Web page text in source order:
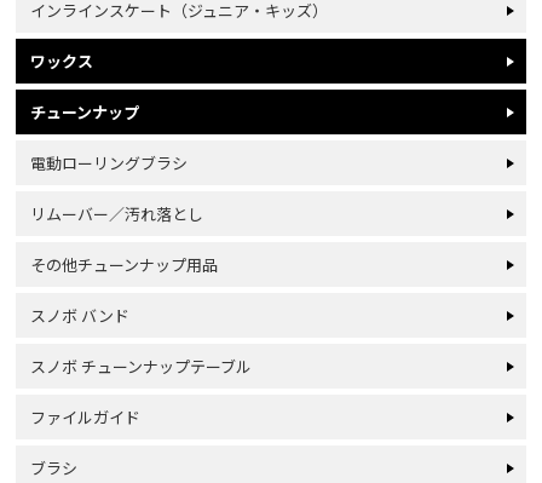
インラインスケート（ジュニア・キッズ）
ワックス
チューンナップ
電動ローリングブラシ
リムーバー／汚れ落とし
その他チューンナップ用品
スノボ バンド
スノボ チューンナップテーブル
ファイルガイド
ブラシ